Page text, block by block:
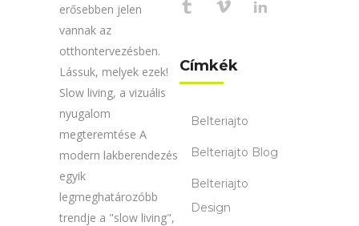
erősebben jelen
vannak az
otthontervezésben.
Lássuk, melyek ezek!
Slow living, a vizuális
nyugalom
megteremtése A
modern lakberendezés
egyik
legmeghatározóbb
trendje a "slow living",
Címkék
Belteriajto
Belteriajto Blog
Belteriajto
Design